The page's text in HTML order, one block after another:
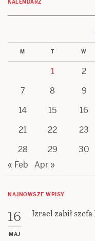
KALENDARZ
M T W
1 2
7
8 9
14
15 16
21
22 23
28
29 30
« Feb
Apr »
NAJNOWSZE WPISY
16
MAJ
Izrael zabił